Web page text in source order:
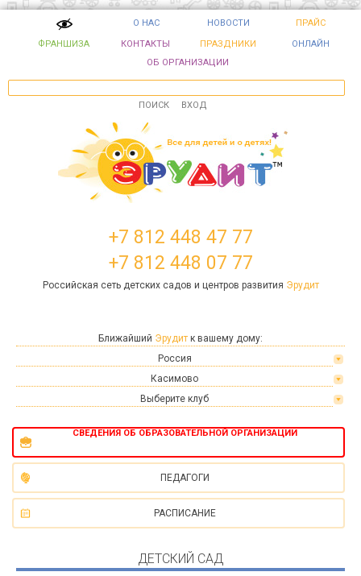
О НАС
КОНТАКТЫ
ПРАЙС
ФРАНШИЗА
НОВОСТИ
ПРАЗДНИКИ
ОНЛАЙН
ОБ ОРГАНИЗАЦИИ
ПОИСК ВХОД
+7 812 448 47 77
+7 812 448 07 77
Российская сеть детских садов и центров развития Эрудит
Ближайший Эрудит к вашему дому:
Россия
Касимово
Выберите клуб
СВЕДЕНИЯ ОБ ОБРАЗОВАТЕЛЬНОЙ ОРГАНИЗАЦИИ
ПЕДАГОГИ
РАСПИСАНИЕ
ДЕТСКИЙ САД